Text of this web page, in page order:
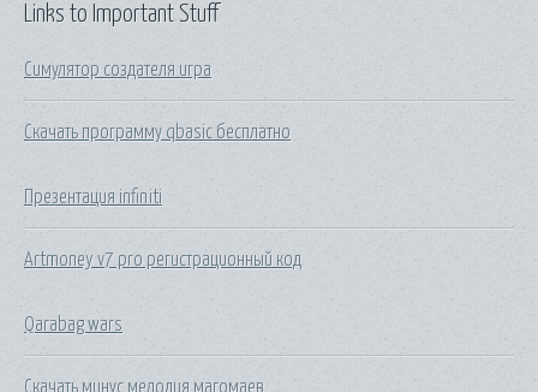
Links to Important Stuff
Симулятор создателя игра
Скачать программу qbasic бесплатно
Презентация infiniti
Artmoney v7 pro регистрационный код
Qarabag wars
Скачать минус мелодия магомаев